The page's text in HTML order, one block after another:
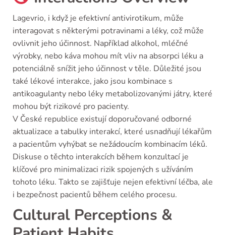
Lagevrio, i když je efektivní antivirotikum, může
interagovat s některými potravinami a léky, což může
ovlivnit jeho účinnost. Například alkohol, mléčné
výrobky, nebo káva mohou mít vliv na absorpci léku a
potenciálně snížit jeho účinnost v těle. Důležité jsou
také lékové interakce, jako jsou kombinace s
antikoagulanty nebo léky metabolizovanými játry, které
mohou být rizikové pro pacienty.
V České republice existují doporučované odborné
aktualizace a tabulky interakcí, které usnadňují lékařům
a pacientům vyhýbat se nežádoucím kombinacím léků.
Diskuse o těchto interakcích během konzultací je
klíčové pro minimalizaci rizik spojených s užíváním
tohoto léku. Takto se zajišťuje nejen efektivní léčba, ale
i bezpečnost pacientů během celého procesu.
Cultural Perceptions &